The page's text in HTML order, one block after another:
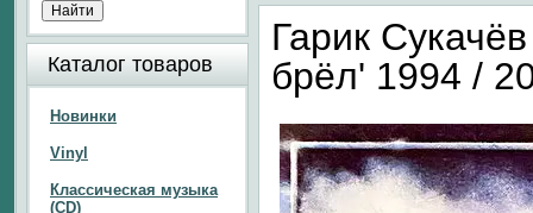
Гарик
брёл' 1994 /
Каталог товаров
Новинки
Vinyl
Классическая музыка
(CD)